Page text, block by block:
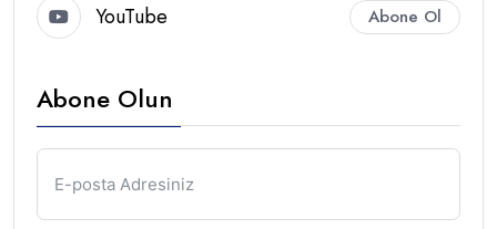
YouTube Abone Ol
Abone Olun